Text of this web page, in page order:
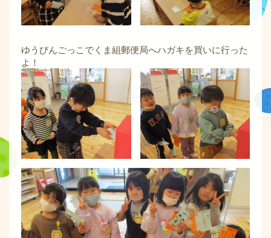
ゆうびんごっこでくま組郵便局へハガキを買いに行った
よ！